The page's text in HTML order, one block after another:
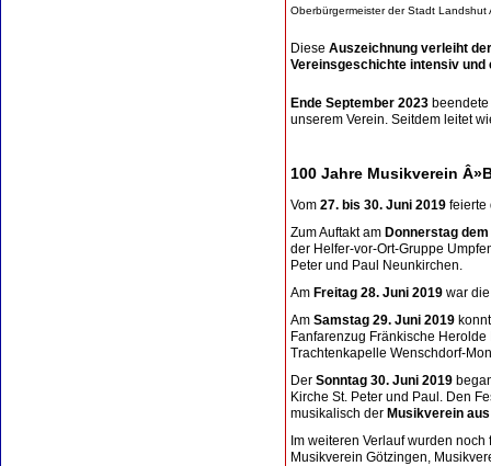
Oberbürgermeister der Stadt Landshut
Diese Auszeichnung verleiht
Vereinsgeschichte intensiv
Ende September 2023
unserem Verein. Seitdem leitet
100 Jahre Musikverein
Vom 27. bis 30. Juni 2019 feierte
Zum Auftakt am Donnerstag
der Helfer-vor-Ort-Gruppe
Peter und Paul Neunkirchen.
Am Freitag 28. Juni 2019 war
Am Samstag 29. Juni 2019
Fanfarenzug Fränkische
Trachtenkapelle Wenschdorf-
Der Sonntag 30. Juni 2019
Kirche St. Peter und Paul. Den
musikalisch der Musikverein
Im weiteren Verlauf wurden
Musikverein Götzingen,